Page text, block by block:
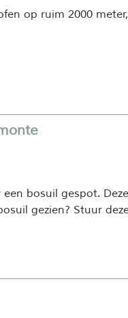
op ruim 2000
een bosuil gespot.
gezien? Stuur